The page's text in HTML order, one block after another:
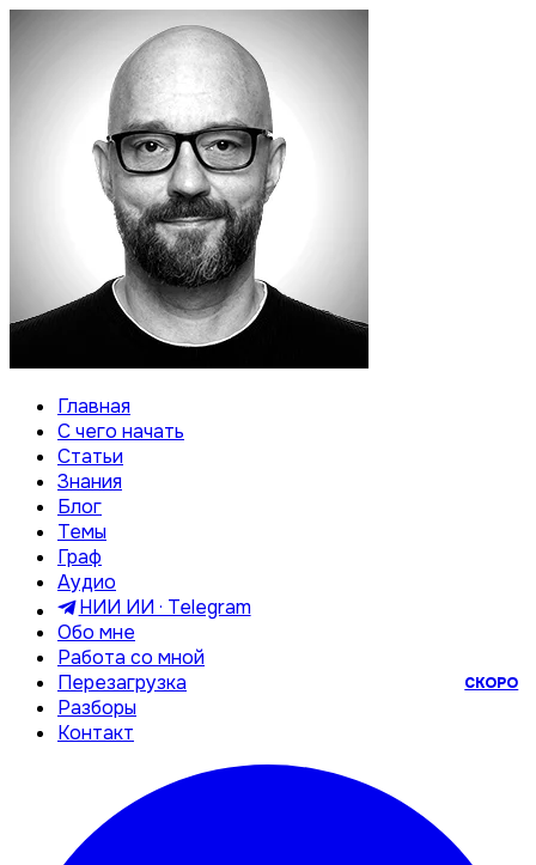
Главная
С чего начать
Статьи
Знания
Блог
Темы
Граф
Аудио
НИИ ИИ · Telegram
Обо мне
Работа со мной
Перезагрузка
СКОРО
Разборы
Контакт